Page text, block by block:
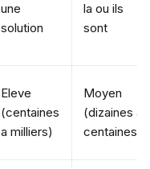
une
solution
la ou ils
sont
Eleve
(centaines
a milliers)
Moyen
(dizaines a
centaines)